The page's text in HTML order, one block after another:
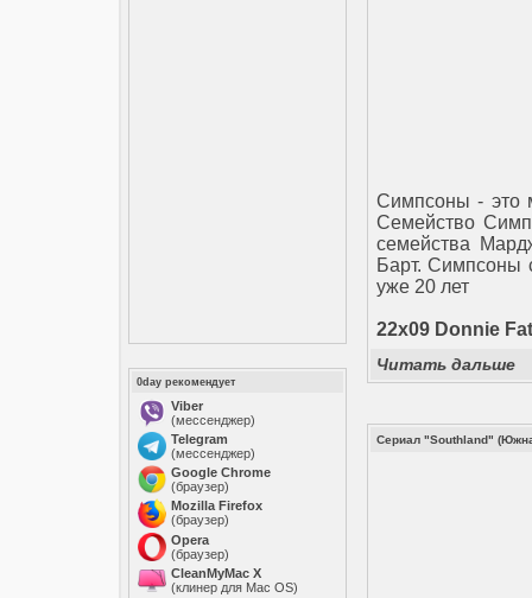
0day рекомендует
Viber
(мессенджер)
Telegram
(мессенджер)
Google Chrome
(браузер)
Mozilla Firefox
(браузер)
Opera
(браузер)
CleanMyMac X
(клинер для Mac OS)
Симпсоны - это
Cемейство
семейства
Барт. Симпсоны
уже 20 лет
22x09 Donnie
Читать дальше
Сериал "Southland"